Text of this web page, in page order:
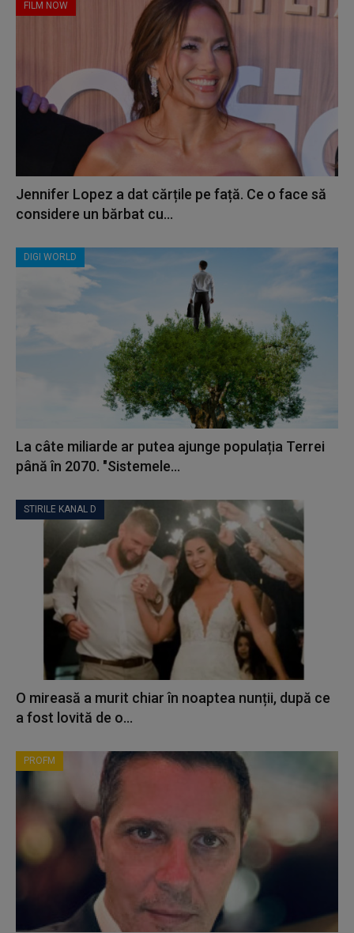
FILM NOW
Jennifer Lopez a dat cărțile pe față. Ce o face să
considere un bărbat cu...
DIGI WORLD
La câte miliarde ar putea ajunge populația Terrei
până în 2070. "Sistemele...
STIRILE KANAL D
O mireasă a murit chiar în noaptea nunții, după ce
a fost lovită de o...
PROFM